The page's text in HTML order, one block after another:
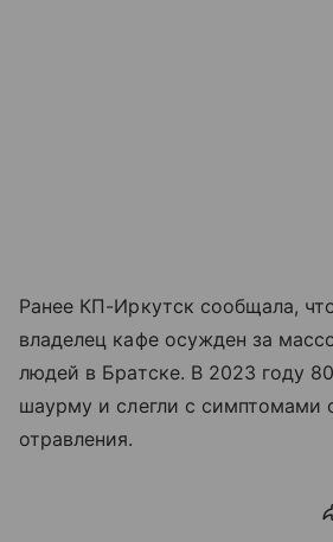
Ранее КП-Иркутск сообщала,
владелец кафе осужден за
людей в Братске. В 2023 году
шаурму и слегли с симптомами
отравления.